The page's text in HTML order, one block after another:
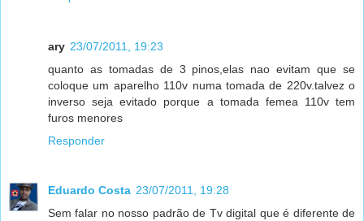
ary 23/07/2011, 19:23
quanto as tomadas de 3 pinos,elas nao evitam que se
coloque um aparelho 110v numa tomada de 220v.talvez o
inverso seja evitado porque a tomada femea 110v tem
furos menores
Responder
Eduardo Costa 23/07/2011, 19:28
Sem falar no nosso padrão de Tv digital que é diferente de